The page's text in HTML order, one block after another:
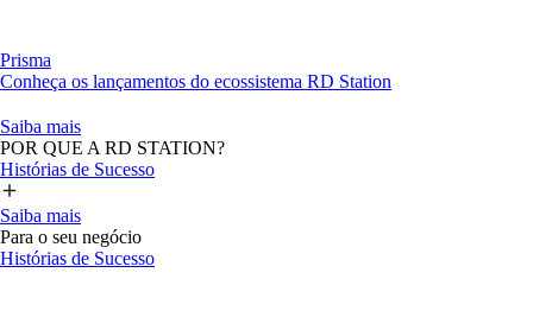
Prisma
Conheça os lançamentos do ecossistema RD Station
Saiba mais
POR QUE A RD STATION?
Histórias de Sucesso
Saiba mais
Para o seu negócio
Histórias de Sucesso